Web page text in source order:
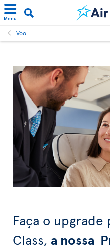
Menu
Voo
Faça o upgrade
Class, a nossa